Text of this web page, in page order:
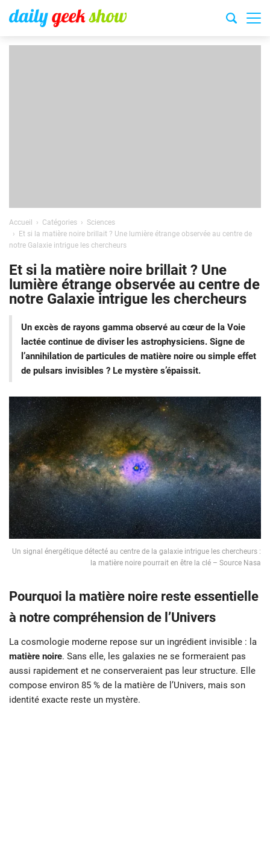
Accueil Catégories
Sciences
Et si la matière noire brillait ? Une lumière étrange observée au centre de
notre Galaxie intrigue les chercheurs
Et si la matière noire brillait ? Une
lumière étrange observée au centre de
notre Galaxie intrigue les chercheurs
Un excès de rayons gamma observé au cœur de la Voie
lactée continue de diviser les astrophysiciens. Signe de
l’annihilation de particules de matière noire ou simple effet
de pulsars invisibles ? Le mystère s’épaissit.
Un signal énergétique détecté au centre de la galaxie intrigue les chercheurs :
la matière noire pourrait en être la clé – Source Nasa
Pourquoi la matière noire reste essentielle
à notre compréhension de l’Univers
La cosmologie moderne repose sur un ingrédient invisible : la
matière noire. Sans elle, les galaxies ne se formeraient pas
aussi rapidement et ne conserveraient pas leur structure. Elle
compose environ 85 % de la matière de l’Univers, mais son
identité exacte reste un mystère.